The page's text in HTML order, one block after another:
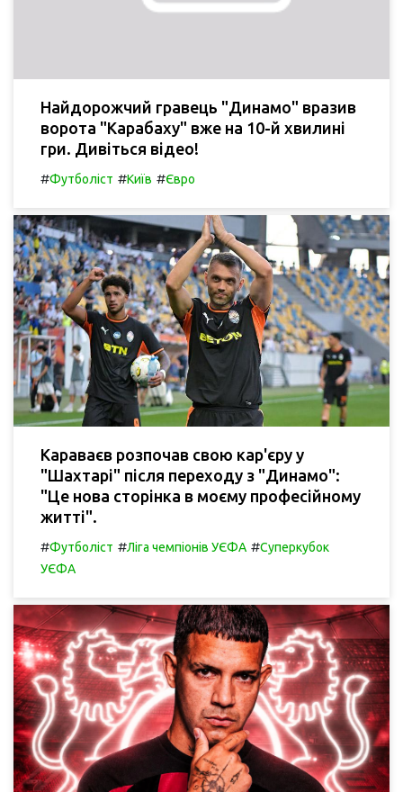
Найдорожчий гравець "Динамо" вразив
ворота "Карабаху" вже на 10-й хвилині
гри. Дивіться відео!
#Футболіст #Київ #Євро
Караваєв розпочав свою кар'єру у
"Шахтарі" після переходу з "Динамо":
"Це нова сторінка в моєму професійному
житті".
#Футболіст #Ліга чемпіонів УЄФА #Суперкубок
УЄФА